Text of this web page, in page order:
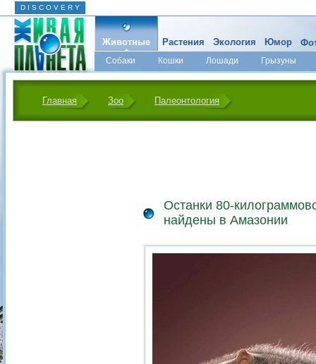
D I S C O V E R Y
Животные
Собаки Кошки Лошади
Грызуны
Микромир
Растения Экология Юмор
Главная Зоо Палеонтология
Останки 80-
найдены в Амазонии